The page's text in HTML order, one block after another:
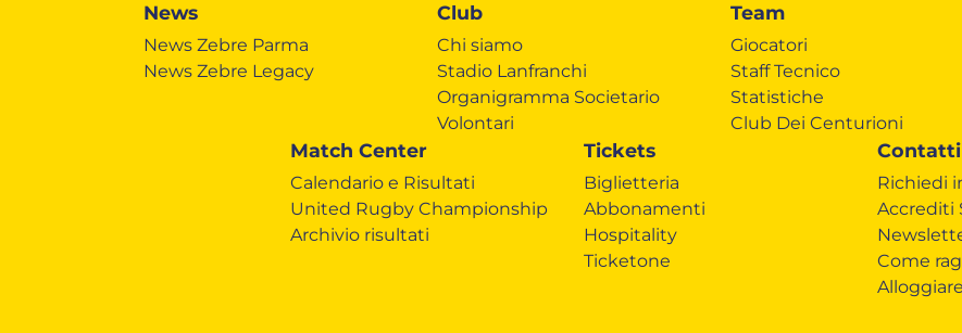
News
News Zebre Parma
News Zebre Legacy
Club
Chi siamo
Stadio Lanfranchi
Organigramma Societario
Volontari
Team
Giocatori
Staff Tecnico
Statistiche
Club Dei Centurioni
Match Center
Calendario e Risultati
United Rugby Championship
Archivio risultati
Tickets
Biglietteria
Abbonamenti
Hospitality
Ticketone
Contatti
Richiedi
Accrediti
Come